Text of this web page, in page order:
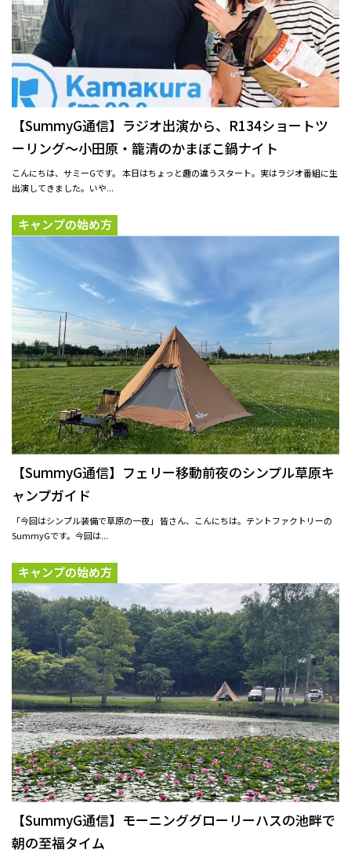
【SummyG通信】ラジオ出演から、R134ショートツ
ーリング〜小田原・籠清のかまぼこ鍋ナイト
こんにちは、サミーGです。 本日はちょっと趣の違うスタート。実はラジオ番組に生
出演してきました。いや...
キャンプの始め方
【SummyG通信】フェリー移動前夜のシンプル草原キ
ャンプガイド
「今回はシンプル装備で草原の一夜」 皆さん、こんにちは。テントファクトリーの
SummyGです。今回は...
キャンプの始め方
【SummyG通信】モーニンググローリー――ハスの池畔で
朝の至福タイム